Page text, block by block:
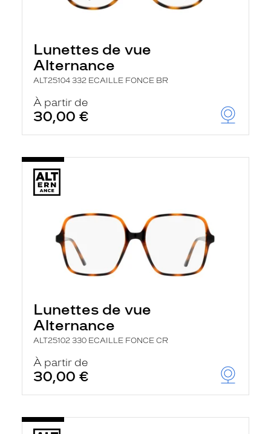
Lunettes de vue
Alternance
ALT25104 332 ECAILLE FONCE BR
À partir de
30,00 €
Lunettes de vue
Alternance
ALT25102 330 ECAILLE FONCE CR
À partir de
30,00 €